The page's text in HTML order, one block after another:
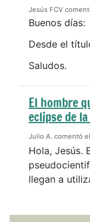
Jesús FCV
Buenos días:
Desde el
Saludos.
El hombre
eclipse de
Julio A. comentó
Hola, Jesús.
llegan a